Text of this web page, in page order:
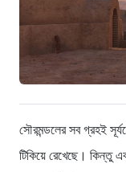
সৌরমন্ডলের সব গ্রহই
টিকিয়ে রেখেছে। কিন্তু